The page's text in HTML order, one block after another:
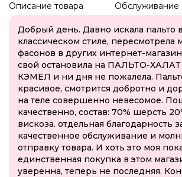
Описание товара Обслуживание
Добрый день. Давно искала пальто в
классическом стиле, пересмотрела
фасонов в других интернет-
свой остановила на ПАЛЬТО-ХАЛАТ
КЭМЕЛ и ни дня не пожалела.
красивое, смотрится добротно и
на теле совершенно невесомое.
качественно, состав: 70% шерсть
вискоза. отдельная благодарность
качественное обслуживание и
отправку товара. И хоть это моя
единственная покупка в этом
уверенна, теперь не последняя.